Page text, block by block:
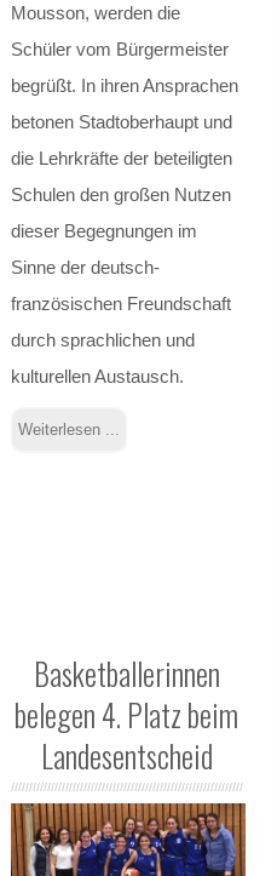
Mousson, werden die
Schüler vom Bürgermeister
begrüßt. In ihren Ansprachen
betonen Stadtoberhaupt und
die Lehrkräfte der beteiligten
Schulen den großen Nutzen
dieser Begegnungen im
Sinne der deutsch-
französischen Freundschaft
durch sprachlichen und
kulturellen Austausch.
Weiterlesen ...
Basketballerinnen
belegen 4. Platz beim
Landesentscheid